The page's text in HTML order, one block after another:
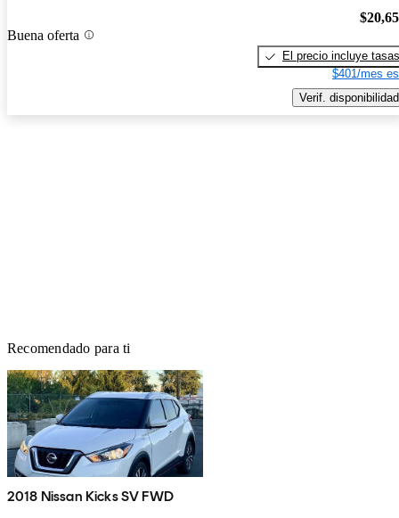
Buena oferta
El precio incluye tasas
$401/mes
Verif. disponibilidad
Recomendado para ti
2018 Nissan Kicks SV FWD